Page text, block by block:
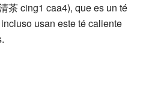
茶 cing1 caa4), que es un té
usan este té caliente